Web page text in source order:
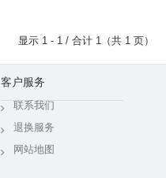
显示 1 - 1 / 合计 1（共 1 页）
客户服务
联系我们
退换服务
网站地图